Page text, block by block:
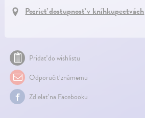
Pozrieť dostupnosť v kníhkupectvách
Pridať do wishlistu
Odporučiť známemu
Zdielať na Facebooku